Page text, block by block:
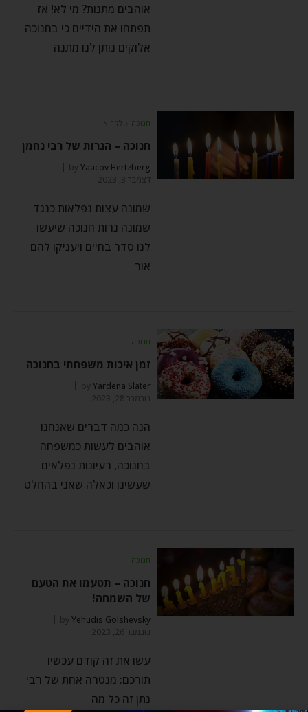
אוהבים מתנות? מי לא! אז
תפתחו את הידיים כי בחנוכה
אלוקים נותן לנו מתנה
חנוכה ⬦ לקרוא
חנוכה – הנרות של רבי נחמן
byYaacov Hertzberg
דצמבר 3, 2023
שמונה עצות נפלאות כנגד
שמונה נרות חנוכה שיעשו
לנו סדר בחיים ויעניקו להם
אור
חנוכה
זמן איכות משפחתי בחנוכה
byYardena Slater
נובמבר 28, 2023
הנה כמה דברים שאנחנו
אוהבים לעשות כמשפחה
בחנוכה, רעיונות נפלאים
שעשינו וכאלה שאני בהחלט
חנוכה
חנוכה – תטעמו את הטעם
של השמחה!
byYehudis Golshevsky
נובמבר 26, 2023
עשו את זה קודם עכשיו
תורכם: מנטרה אחת של רבי
נתן זה כל מה